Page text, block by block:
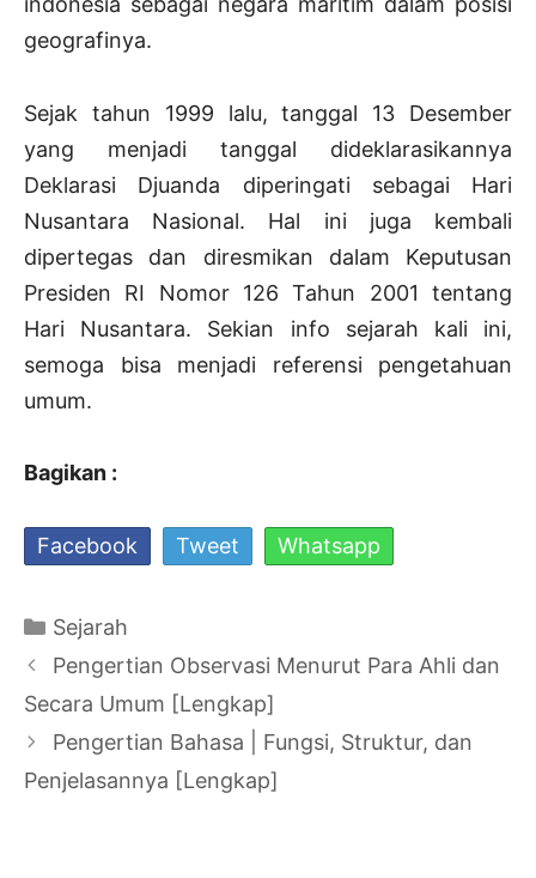
geografinya.
Sejak tahun 1999 lalu, tanggal 13 Desember
yang menjadi tanggal dideklarasikannya
Deklarasi Djuanda diperingati sebagai Hari
Nusantara Nasional. Hal ini juga kembali
dipertegas dan diresmikan dalam Keputusan
Presiden RI Nomor 126 Tahun 2001 tentang
Hari Nusantara. Sekian info sejarah kali ini,
semoga bisa menjadi referensi pengetahuan
umum.
Bagikan :
Facebook Tweet Whatsapp
Kategori
Sejarah
Navigasi
Tulisan
Pengertian Observasi Menurut Para Ahli dan
Secara Umum [Lengkap]
Pengertian Bahasa | Fungsi, Struktur, dan
Penjelasannya [Lengkap]